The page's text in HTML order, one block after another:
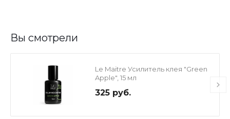
Вы смотрели
Le Maitre Усилитель клея "Green
Apple", 15 мл
325 руб.